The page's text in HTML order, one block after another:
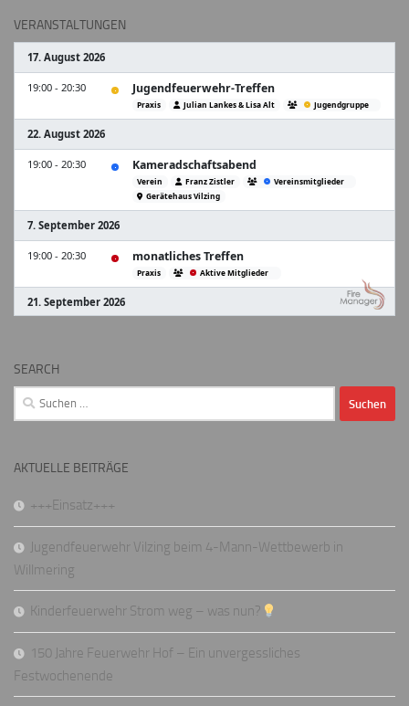
VERANSTALTUNGEN
SEARCH
Suchen
nach:
AKTUELLE BEITRÄGE
+++Einsatz+++
Jugendfeuerwehr Vilzing beim 4-Mann-Wettbewerb in
Willmering
Kinderfeuerwehr Strom weg – was nun?
150 Jahre Feuerwehr Hof – Ein unvergessliches
Festwochenende